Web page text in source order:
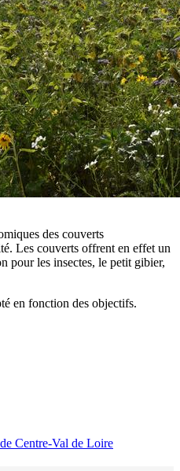
des couverts
Les couverts offrent en effet un
pour les insectes, le petit gibier,
en fonction des objectifs.
Centre-Val de Loire